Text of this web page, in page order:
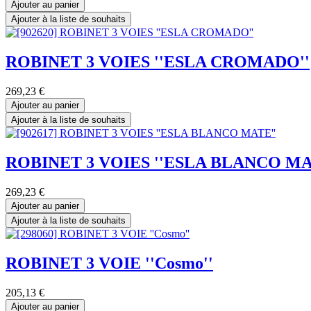
Ajouter au panier
Ajouter à la liste de souhaits
ROBINET 3 VOIES ''ESLA CROMADO''
269,23 €
Ajouter au panier
Ajouter à la liste de souhaits
ROBINET 3 VOIES ''ESLA BLANCO
269,23 €
Ajouter au panier
Ajouter à la liste de souhaits
ROBINET 3 VOIE ''Cosmo''
205,13 €
Ajouter au panier